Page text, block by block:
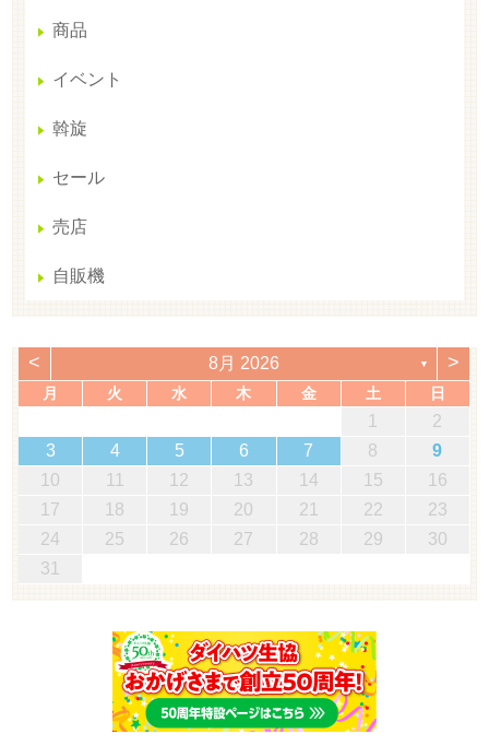
商品
イベント
斡旋
セール
売店
自販機
< 8月 2026 ▼ >
月 火 水 木 金 土 日
1
2
3
4 5 6 7 8
9
10
11 12 13 14 15
16
17
18 19 20 21 22
23
24
25 26 27 28 29
30
31